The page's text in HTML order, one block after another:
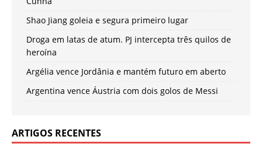
Shao Jiang goleia e segura primeiro lugar
Droga em latas de atum. PJ intercepta três quilos de
heroína
Argélia vence Jordânia e mantém futuro em aberto
Argentina vence Áustria com dois golos de Messi
ARTIGOS RECENTES